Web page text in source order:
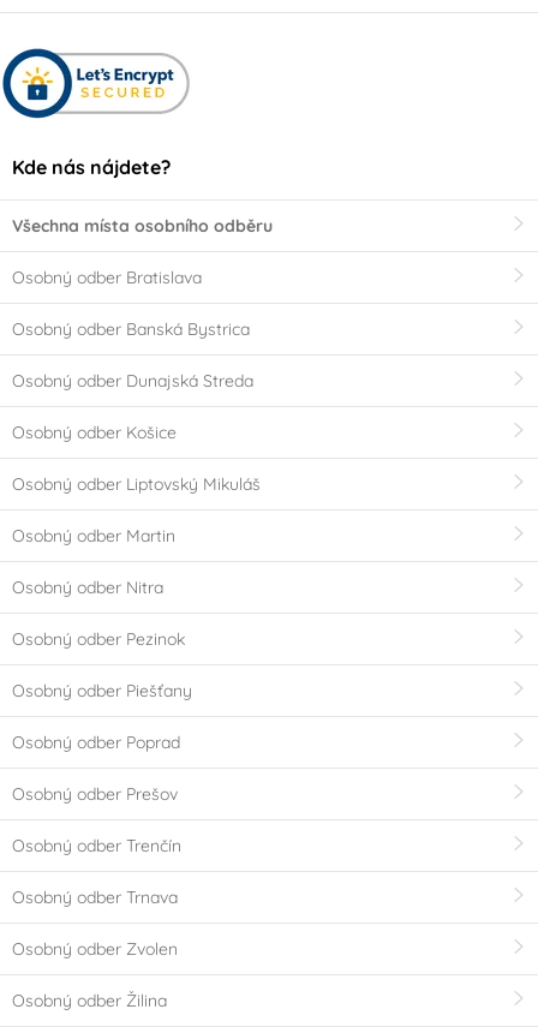
Kde nás nájdete?
Všechna místa osobního odběru
Osobný odber Bratislava
Osobný odber Banská Bystrica
Osobný odber Dunajská Streda
Osobný odber Košice
Osobný odber Liptovský Mikuláš
Osobný odber Martin
Osobný odber Nitra
Osobný odber Pezinok
Osobný odber Piešťany
Osobný odber Poprad
Osobný odber Prešov
Osobný odber Trenčín
Osobný odber Trnava
Osobný odber Zvolen
Osobný odber Žilina